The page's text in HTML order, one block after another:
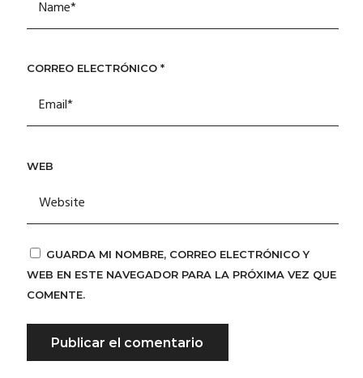
CORREO ELECTRÓNICO *
WEB
GUARDA MI NOMBRE, CORREO ELECTRÓNICO Y
WEB EN ESTE NAVEGADOR PARA LA PRÓXIMA VEZ QUE
COMENTE.